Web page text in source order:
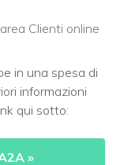
Clienti online
in una spesa di
informazioni
qui sotto:
»